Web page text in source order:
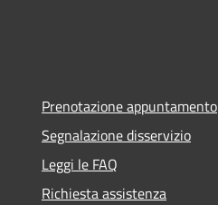
Prenotazione appuntamento
Segnalazione disservizio
Leggi le FAQ
Richiesta assistenza